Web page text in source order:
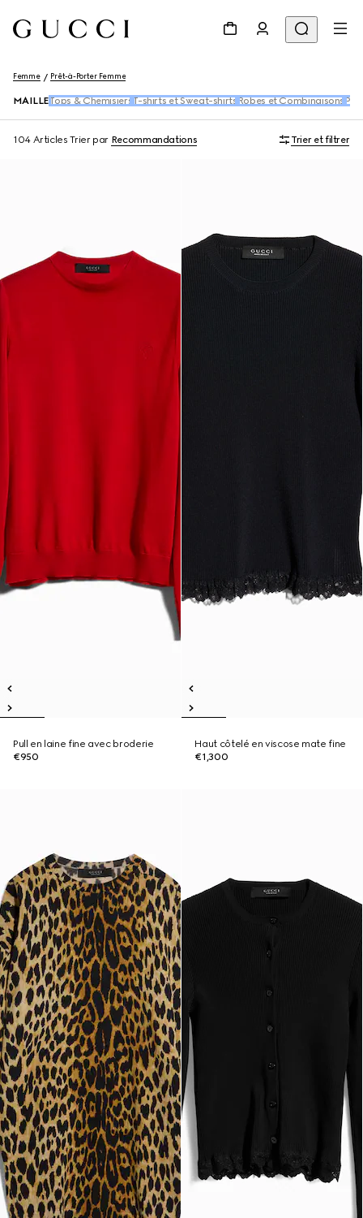
Femme Prêt-à-Porter Femme
MAILLE Tops & Chemisiers T-shirts et Sweat-shirts Robes et Combinaisons
104 Articles Trier par Recommandations Trier et filtrer
Pull en laine fine avec broderie
€950
Haut côtelé en viscose mate fine
€1,300